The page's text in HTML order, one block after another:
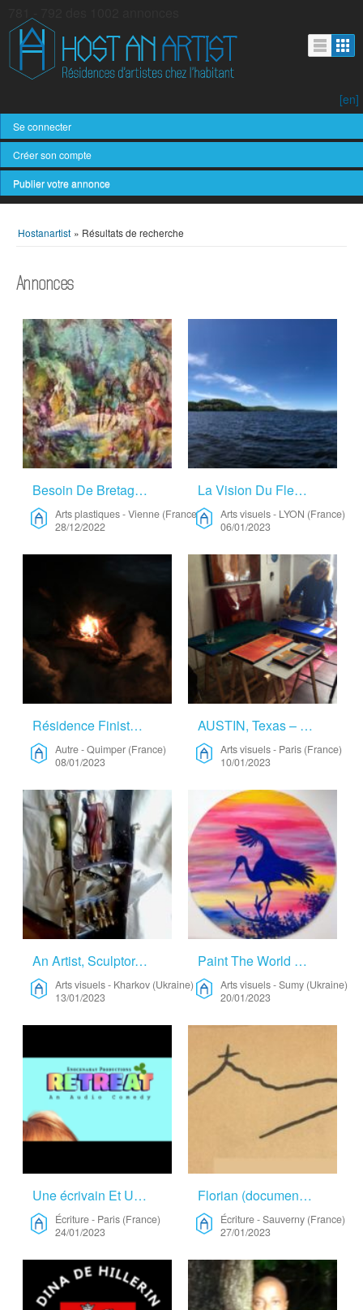
Se connecter
Créer son compte
[en]
Publier votre annonce
Hostanartist » Résultats de recherche
Annonces
Besoin De Bretagne – Arts Plastiques
Arts plastiques-Vienne (France)
28/12/2022
La Vision Du Fleuve – Arts Visuels
Arts visuels- LYON (France)
06/01/2023
Résidence Finistère – Autre
Autre-Quimper (France)
08/01/2023
AUSTIN, Texas – Arts Visuels
Arts visuels- Paris (France)
10/01/2023
An Artist, Sculptor, Designer Is Looking For Space For Realization. – Arts Visuels
Arts visuels- Kharkov (Ukraine)
13/01/2023
Paint The World With Colors Of My Dreams – Arts Visuels
Arts visuels-Sumy (Ukraine)
20/01/2023
Une écrivain Et Une Illustratrice Anglophone – Écriture
Écriture- Paris (France)
24/01/2023
Florian (documentariste Audio, écrivain) – Écriture
Écriture-Sauverny (France)
27/01/2023